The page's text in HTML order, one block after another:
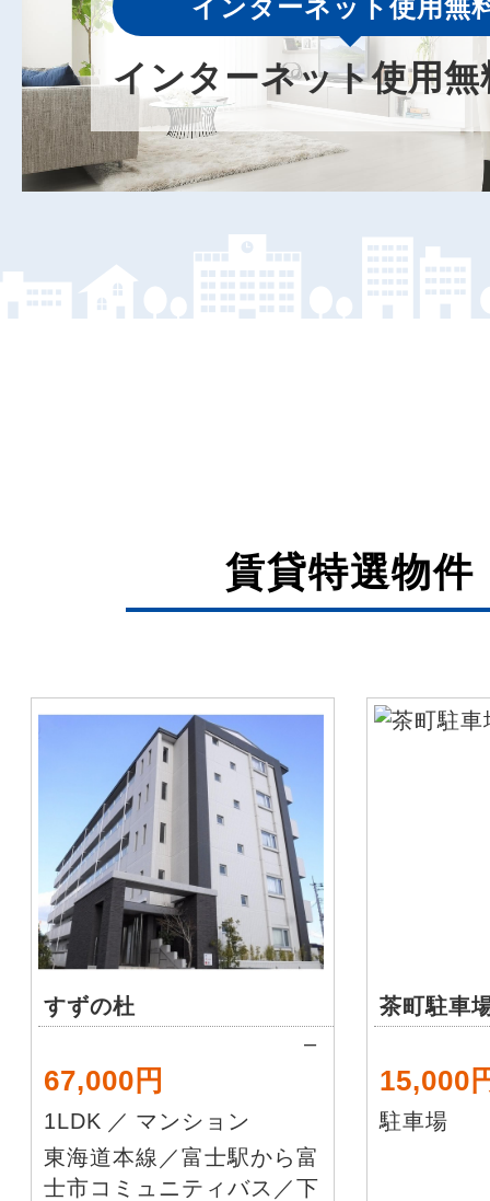
インターネット使用無
インターネット使用無
賃貸特選物件
すずの杜
–
67,000円
1LDK ／ マンション
東海道本線／富士駅から富
士市コミュニティバス／下
茶町駐車
15,000
駐車場